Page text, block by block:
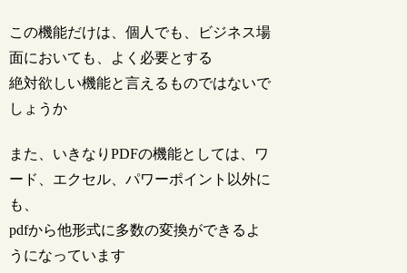
この機能だけは、個人でも、ビジネス場
面においても、よく必要とする
絶対欲しい機能と言えるものではないで
しょうか
また、いきなりPDFの機能としては、ワ
ード、エクセル、パワーポイント以外に
も、
pdfから他形式に多数の変換ができるよ
うになっています